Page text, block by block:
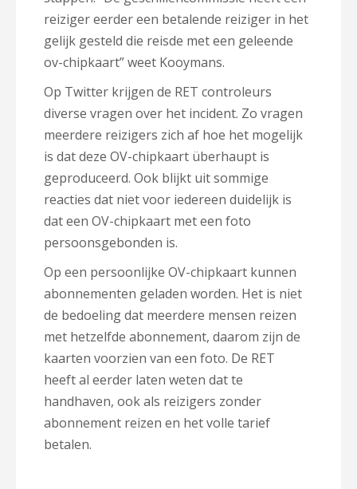
reiziger eerder een betalende reiziger in het
gelijk gesteld die reisde met een geleende
ov-chipkaart” weet Kooymans.
Op Twitter krijgen de RET controleurs
diverse vragen over het incident. Zo vragen
meerdere reizigers zich af hoe het mogelijk
is dat deze OV-chipkaart überhaupt is
geproduceerd. Ook blijkt uit sommige
reacties dat niet voor iedereen duidelijk is
dat een OV-chipkaart met een foto
persoonsgebonden is.
Op een persoonlijke OV-chipkaart kunnen
abonnementen geladen worden. Het is niet
de bedoeling dat meerdere mensen reizen
met hetzelfde abonnement, daarom zijn de
kaarten voorzien van een foto. De RET
heeft al eerder laten weten dat te
handhaven, ook als reizigers zonder
abonnement reizen en het volle tarief
betalen.